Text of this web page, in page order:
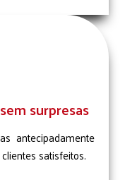
surpresas
antecipadamente
satisfeitos.